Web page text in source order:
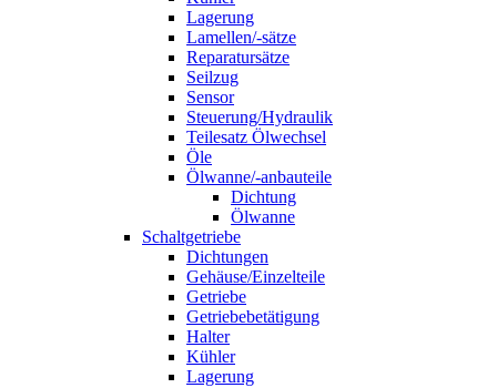
Lagerung
Lamellen/-sätze
Reparatursätze
Seilzug
Sensor
Steuerung/Hydraulik
Teilesatz Ölwechsel
Öle
Ölwanne/-anbauteile
Dichtung
Ölwanne
Schaltgetriebe
Dichtungen
Gehäuse/Einzelteile
Getriebe
Getriebebetätigung
Halter
Kühler
Lagerung